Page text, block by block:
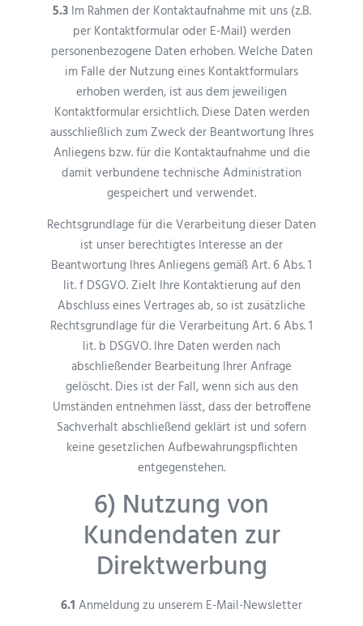
5.3Im Rahmen der Kontaktaufnahme mit uns (z.B.
per Kontaktformular oder E-Mail) werden
personenbezogene Daten erhoben. Welche Daten
im Falle der Nutzung eines Kontaktformulars
erhoben werden, ist aus dem jeweiligen
Kontaktformular ersichtlich. Diese Daten werden
ausschließlich zum Zweck der Beantwortung Ihres
Anliegens bzw. für die Kontaktaufnahme und die
damit verbundene technische Administration
gespeichert und verwendet.
Rechtsgrundlage für die Verarbeitung dieser Daten
ist unser berechtigtes Interesse an der
Beantwortung Ihres Anliegens gemäß Art. 6 Abs. 1
lit. f DSGVO. Zielt Ihre Kontaktierung auf den
Abschluss eines Vertrages ab, so ist zusätzliche
Rechtsgrundlage für die Verarbeitung Art. 6 Abs. 1
lit. b DSGVO. Ihre Daten werden nach
abschließender Bearbeitung Ihrer Anfrage
gelöscht. Dies ist der Fall, wenn sich aus den
Umständen entnehmen lässt, dass der betroffene
Sachverhalt abschließend geklärt ist und sofern
keine gesetzlichen Aufbewahrungspflichten
entgegenstehen.
6) Nutzung von
Kundendaten zur
Direktwerbung
6.1 Anmeldung zu unserem E-Mail-Newsletter